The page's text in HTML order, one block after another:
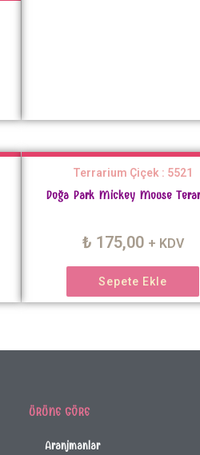
Terrarium Çiçek : 5521
Doğa Park Mickey Mouse
₺ 175,00 + KDV
Sepete Ekle
ÜRÜNE GÖRE
Aranjmanlar